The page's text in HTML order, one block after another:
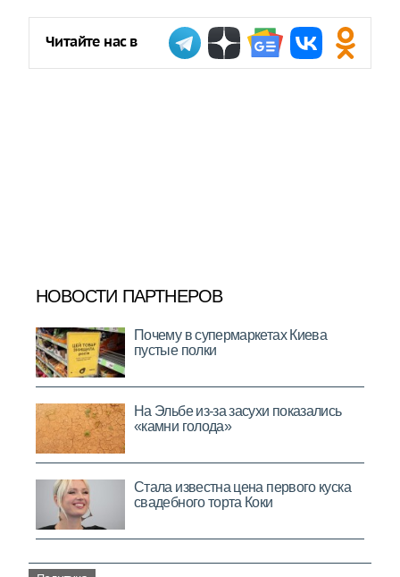
Читайте нас в